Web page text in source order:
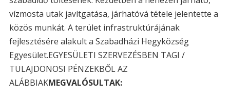
vízmosta utak javítgatása, járhatóvá tétele jelentette a
közös munkát. A terület infrastruktúrájának
fejlesztésére alakult a Szabadházi Hegyközség
Egyesület.EGYESÜLETI SZERVEZÉSBEN TAGI /
TULAJDONOSI PÉNZEKBŐL AZ
ALÁBBIAKMEGVALÓSULTAK: